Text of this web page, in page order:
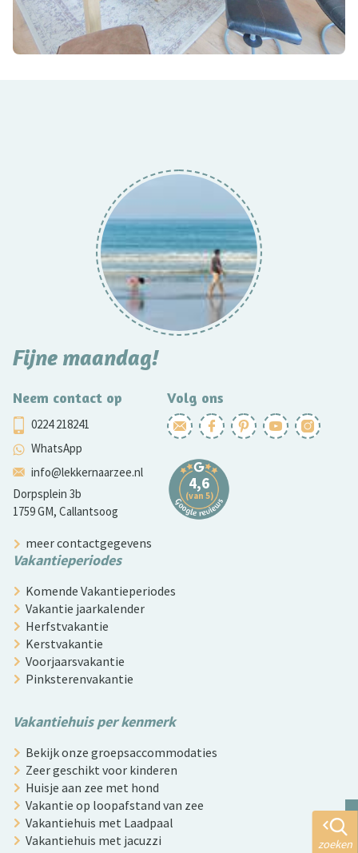
Fijne maandag!
Neem contact op
0224 218241
WhatsApp
info@lekkernaarzee.nl
Dorpsplein 3b
1759 GM, Callantsoog
Volg ons
meer contactgegevens
Vakantieperiodes
Komende Vakantieperiodes
Vakantie jaarkalender
Herfstvakantie
Kerstvakantie
Voorjaarsvakantie
Pinksterenvakantie
Vakantiehuis per kenmerk
Bekijk onze groepsaccommodaties
Zeer geschikt voor kinderen
Huisje aan zee met hond
Vakantie op loopafstand van zee
Vakantiehuis met Laadpaal
Vakantiehuis met jacuzzi
zoeken